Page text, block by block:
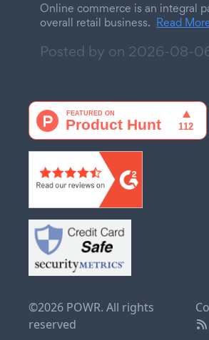
Online commerce is an integral
overall retail business. Read
Posted by on 2026-08-
©2026 POWR. All rights
reserved